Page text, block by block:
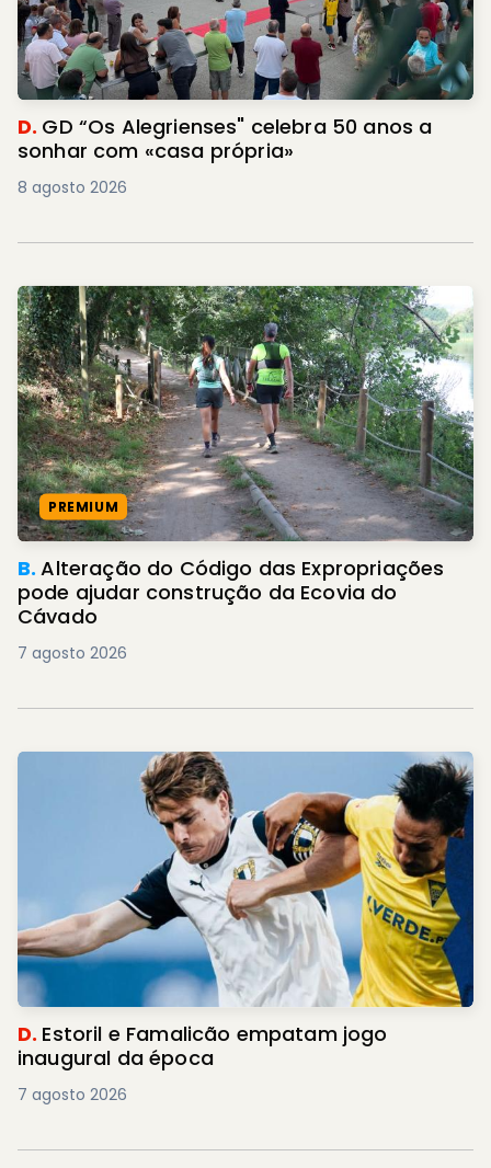
D. GD “Os Alegrienses" celebra 50 anos a
sonhar com «casa própria»
8 agosto 2026
PREMIUM
B.Alteração do Código das Expropriações
pode ajudar construção da Ecovia do
Cávado
7 agosto 2026
D. Estoril e Famalicão empatam jogo
inaugural da época
7 agosto 2026